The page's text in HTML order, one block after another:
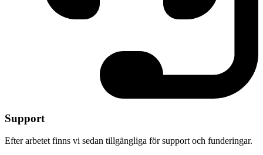
Support
Efter arbetet finns vi sedan tillgängliga för support och funderingar.